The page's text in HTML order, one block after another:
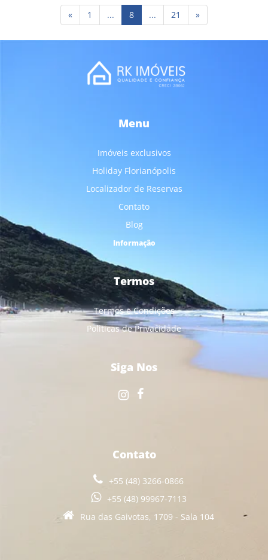
« 1 ... 8(current)
... 21 »
Menu
Imóveis exclusivos
Holiday Florianópolis
Localizador de Reservas
Contato
Blog
Informação
Termos
Termos e Condições
Politicas de Privacidade
Siga Nos
Contato
+55 (48) 3266-0866
+55 (48) 99967-7113
Rua das Gaivotas, 1709 - Sala 104